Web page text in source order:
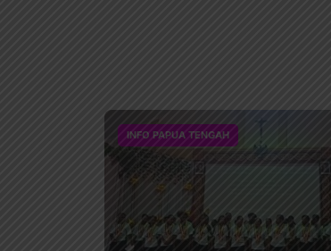
INFO PAPUA TENGAH